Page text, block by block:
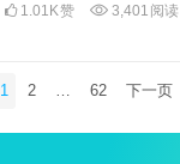
1.01K赞 3,401 阅读
1 2 62 下一页